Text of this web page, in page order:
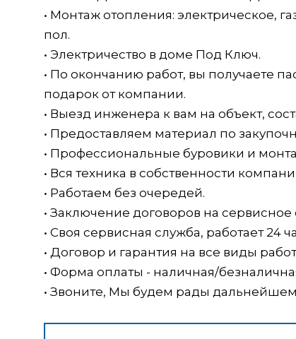
• Монтаж отопления: электрическое,
пол.
• Электричество в доме Под Ключ.
• По окончанию работ, вы получаете
подарок от компании.
• Выезд инженера к вам на объект,
• Предоставляем материал по
• Профессиональные буровики и
• Вся техника в собственности
• Работаем без очередей.
• Заключение договоров на
• Своя сервисная служба, работает 24
• Договор и гарантия на все виды работ
• Форма оплаты - наличная/
• Звоните, Мы будем рады